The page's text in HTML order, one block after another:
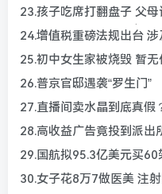
23.孩子吃席打翻盘子 父
24.增值税重磅法规出台
25.初中女生家被烧毁 暂
26.普京官邸遇袭“罗生门”
27.直播间卖水晶到底真假
28.高收益广告竟投到派出
29.国航拟95.3亿美元买60
30.女子花8万7做医美 注